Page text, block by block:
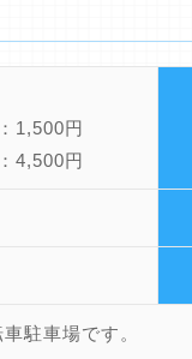
1,500円
4,500円
駐車場です。